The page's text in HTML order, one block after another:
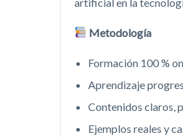
Metodología
Formación 100 %
Aprendizaje
Contenidos claros,
Ejemplos reales y